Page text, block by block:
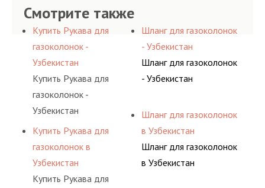
Смотрите также
Купить Рукава для
газоколонок -
Узбекистан
Купить Рукава для
газоколонок -
Узбекистан
Купить Рукава для
газоколонок в
Узбекистан
Купить Рукава для
Шланг для газоколонок
- Узбекистан
Шланг для газоколонок
- Узбекистан
Шланг для газоколонок
в Узбекистан
Шланг для газоколонок
в Узбекистан